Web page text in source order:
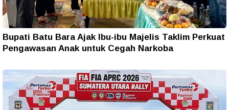
Bupati Batu Bara Ajak Ibu-ibu Majelis Taklim Perkuat
Pengawasan Anak untuk Cegah Narkoba